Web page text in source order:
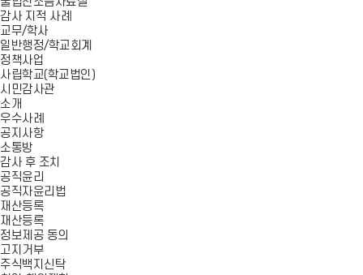
감사 지적 사례
교무/학사
일반행정/학교회계
정책사업
사립학교(학교법인)
시민감사관
소개
우수사례
공지사항
소통방
감사 후 조치
공직윤리
공직자윤리법
재산등록
재산등록
정보제공 동의
고지거부
주식백지신탁